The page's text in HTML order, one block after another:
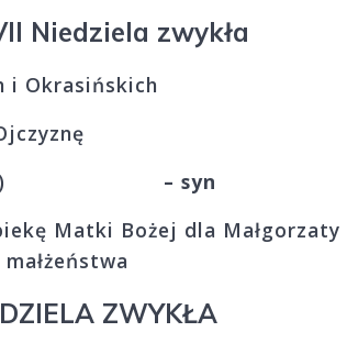
Niedziela zwykła
i Okrasińskich
(10 rocz) – syn
Matki Bożej dla Małgorzaty
ZWYKŁA